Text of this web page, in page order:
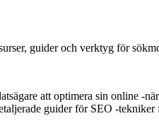
guider och verktyg för
att optimera sin online -
guider för SEO -